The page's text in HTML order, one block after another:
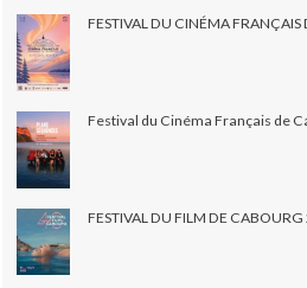
FESTIVAL DU CINÉMA FRANÇAIS
Festival du Cinéma Français de
FESTIVAL DU FILM DE